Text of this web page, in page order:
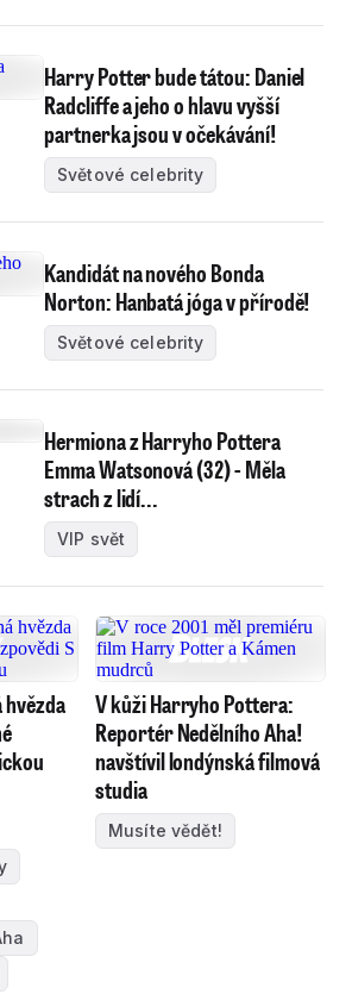
Harry Potter bude tátou: Daniel
Radcliffe a jeho o hlavu vyšší
partnerka jsou v očekávání!
Světové celebrity
Kandidát na nového Bonda
Norton: Hanbatá jóga v přírodě!
Světové celebrity
Hermiona z Harryho Pottera
Emma Watsonová (32) - Měla
strach z lidí...
VIP svět
hvězda
V kůži Harryho Pottera:
Reportér Nedělního Aha!
navštívil londýnská filmová
studia
Musíte vědět!